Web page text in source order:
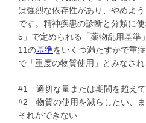
は強烈な依存性があり、やめよ
です。精神疾患の診断と分類に
5」で定められる「薬物乱用基準
11の基準をいくつ満たすかで重
で「重度の物質使用」とみなされ
#1 適切な量または期間を超えて
#2 物質の使用を減らしたい、ま
それができない